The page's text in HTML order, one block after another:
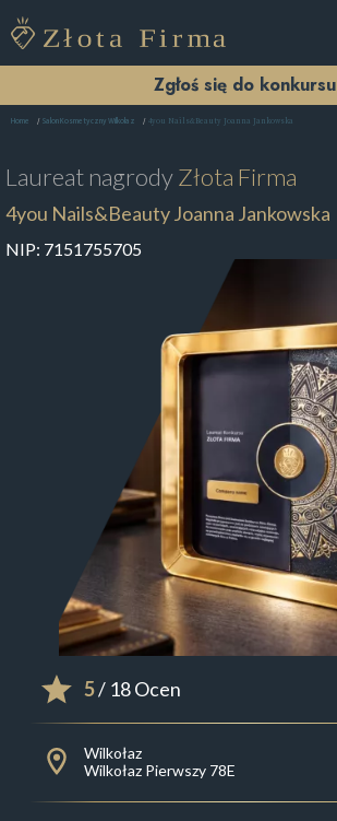
Zgłoś się do konkursu
Home Salon Kosmetyczny Wilkołaz 4you Nails&Beauty Joanna Jankowska
Laureat nagrodyZłota Firma
4you Nails&Beauty Joanna Jankowska
NIP: 7151755705
5/ 18 Ocen
Wilkołaz
Wilkołaz Pierwszy 78E